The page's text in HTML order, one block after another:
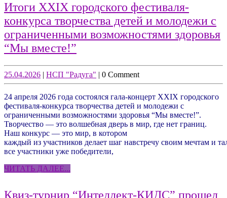
Итоги XXIX городского фестиваля-
конкурса творчества детей и молодежи с
ограниченными возможностями здоровья
“Мы вместе!”
городского
конкурса
творчества
детей
и
молодежи
25.04.202625.04.2026
| НСП "Радуга" НСП
"Радуга"
| 0 Comment
24 апреля 2026 года состоялся гала-концерт XXIX городского
фестиваля-конкурса творчества детей и молодежи с
ограниченными возможностями здоровья “Мы вместе!”.
Творчество — это волшебная дверь в мир, где нет границ.
Наш конкурс — это мир, в котором
каждый из участников делает шаг навстречу своим мечтам и
все участники уже победители,
ЧИТАТЬ ДАЛЕЕ...
Квиз-турнир “Интеллект-КИДС” прошел